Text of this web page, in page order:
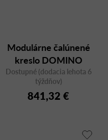
Modulárne čalúnené
kreslo DOMINO
Dostupné (dodacia lehota 6
týždňov)
841,32 €